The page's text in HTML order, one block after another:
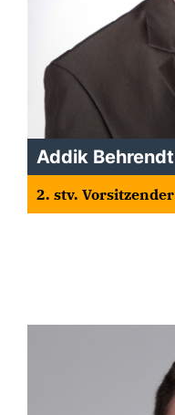
Addik Behrendt
2. stv. Vorsitzender